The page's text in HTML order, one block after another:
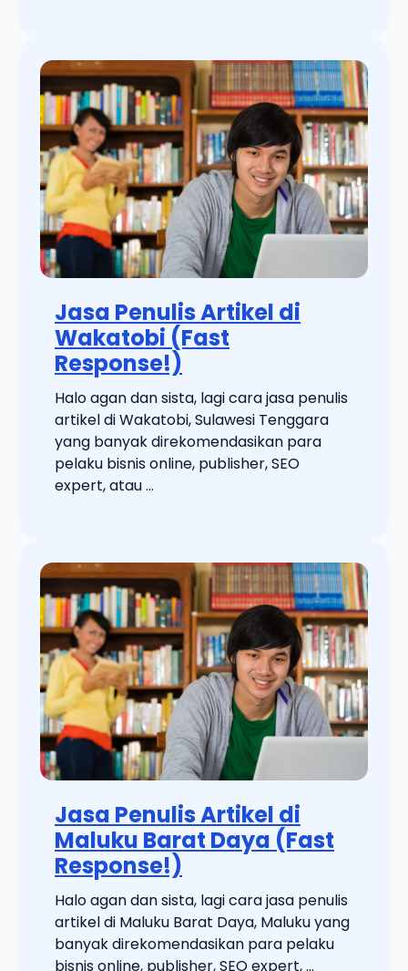
Jasa Penulis Artikel di
Wakatobi (Fast
Response!)
Halo agan dan sista, lagi cara jasa penulis
artikel di Wakatobi, Sulawesi Tenggara
yang banyak direkomendasikan para
pelaku bisnis online, publisher, SEO
expert, atau ...
Jasa Penulis Artikel di
Maluku Barat Daya (Fast
Response!)
Halo agan dan sista, lagi cara jasa penulis
artikel di Maluku Barat Daya, Maluku yang
banyak direkomendasikan para pelaku
bisnis online, publisher, SEO expert, ...